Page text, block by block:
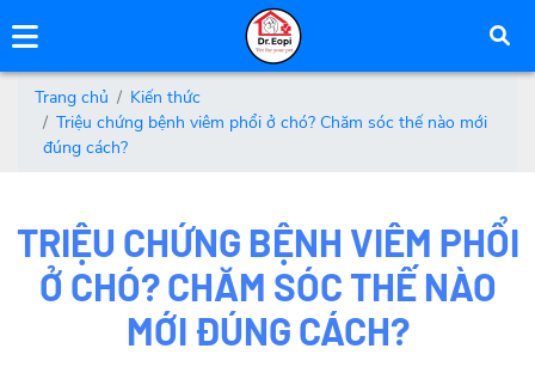
Trang chủ
Kiến thức
Triệu chứng bệnh viêm phổi ở chó? Chăm sóc thế nào mới
đúng cách?
TRIỆU CHỨNG BỆNH VIÊM PHỔI
Ở CHÓ? CHĂM SÓC THẾ NÀO
MỚI ĐÚNG CÁCH?